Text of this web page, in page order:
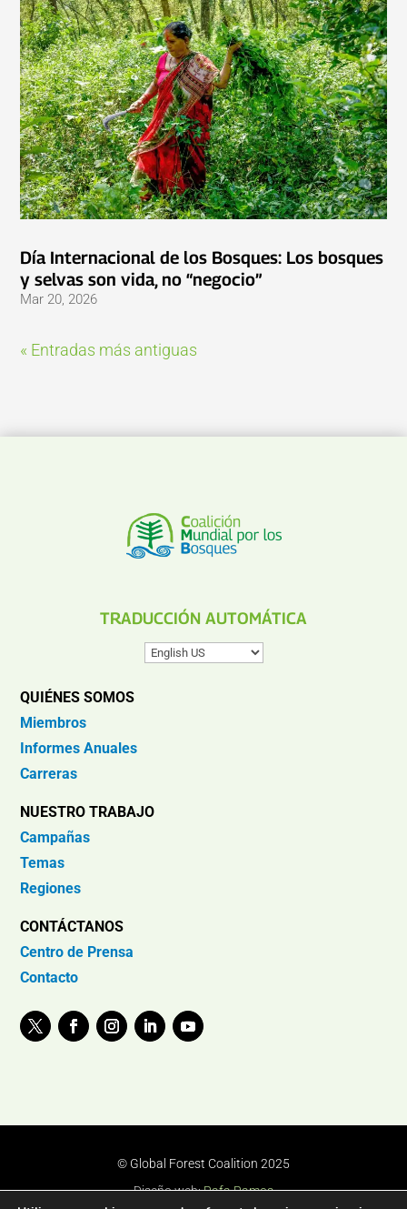
Día Internacional de los Bosques: Los bosques
y selvas son vida, no “negocio”
Mar 20, 2026
« Entradas más antiguas
TRADUCCIÓN AUTOMÁTICA
QUIÉNES SOMOS
Miembros
Informes Anuales
Carreras
NUESTRO TRABAJO
Campañas
Temas
Regiones
CONTÁCTANOS
Centro de Prensa
Contacto
© Global Forest Coalition 2025
Diseño web:Rafa Ramos